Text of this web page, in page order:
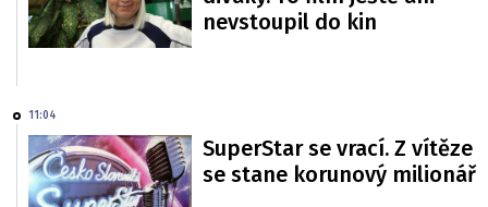
nevstoupil do kin
11:04
SuperStar se vrací. Z vítěze
se stane korunový milionář